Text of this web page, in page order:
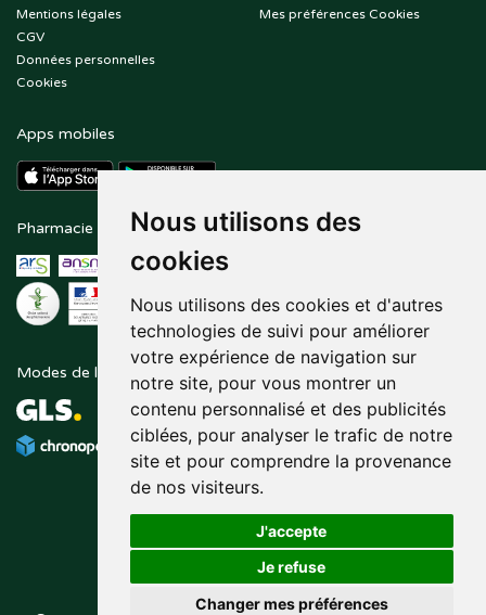
Nous utilisons des
cookies
Nous utilisons des cookies et d'autres
technologies de suivi pour améliorer
votre expérience de navigation sur
notre site, pour vous montrer un
contenu personnalisé et des publicités
ciblées, pour analyser le trafic de notre
site et pour comprendre la provenance
de nos visiteurs.
J'accepte
Je refuse
Changer mes préférences
Mentions légales
CGV
Données personnelles
Cookies
Mes préférences Cookies
Apps mobiles
Pharmacie en ligne agréée Paiement sécurisé
Modes de livraison Suivez-nous sur